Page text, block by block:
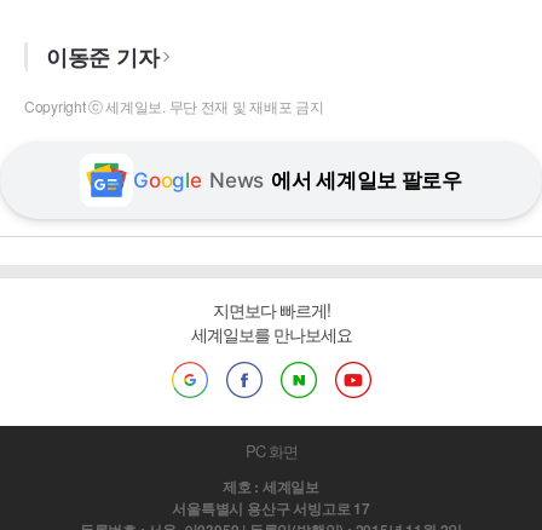
이동준 기자
Copyright ⓒ 세계일보. 무단 전재 및 재배포 금지
Google News 에서 세계일보 팔로우
지면보다 빠르게!
세계일보를 만나보세요
PC 화면
제호 : 세계일보
서울특별시 용산구 서빙고로 17